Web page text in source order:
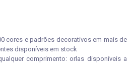
cores e padrões decorativos em mais de
disponíveis em stock
comprimento: orlas disponíveis a